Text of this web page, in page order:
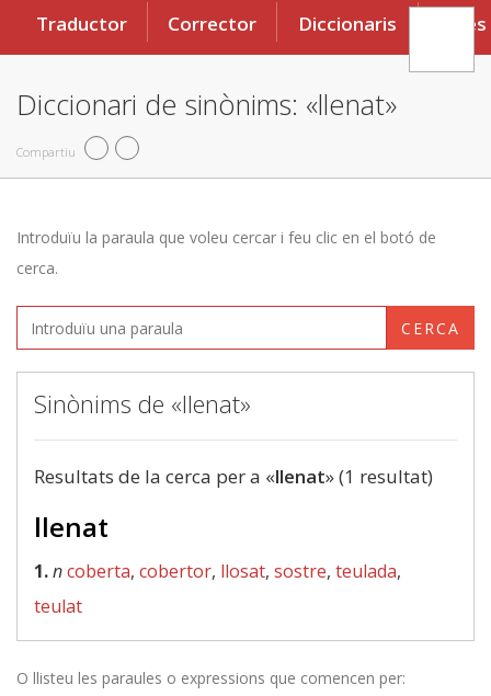
Traductor Corrector Diccionaris Eines
Diccionari de sinònims: «llenat»
Compartiu
Introduïu la paraula que voleu cercar i feu clic en el botó de
cerca.
CERCA
Sinònims de «llenat»
Resultats de la cerca per a «llenat» (1 resultat)
llenat
1.ncoberta, cobertor, llosat, sostre, teulada,
teulat
O llisteu les paraules o expressions que comencen per: